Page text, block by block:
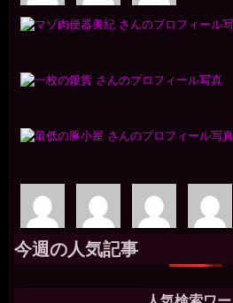
今週の人気記事